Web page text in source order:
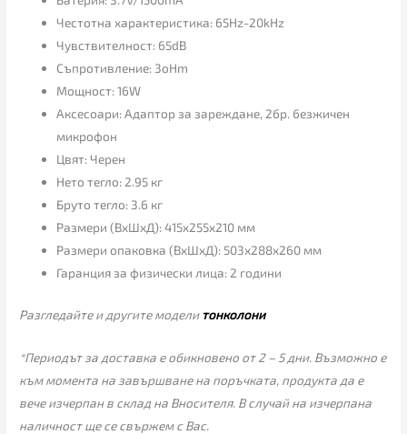
Честотна характеристика: 65Hz-20kHz
Чувствителност: 65dB
Съпротивление: 3oHm
Мощност: 16W
Аксесоари: Адаптор за зареждане, 2бр. безжичен
микрофон
Цвят: Черен
Нето тегло: 2.95 кг
Бруто тегло: 3.6 кг
Размери (ВхШхД): 415x255x210 мм
Размери опаковка (ВхШхД): 503x288x260 мм
Гаранция за физически лица: 2 години
Разгледайте и другите моделитонколони
*Периодът за доставка е обикновено от 2 – 5 дни. Възможно е
към момента на завършване на поръчката, продукта да е
вече изчерпан в склад на Вносителя. В случай на изчерпана
наличност ще се свържем с Вас.